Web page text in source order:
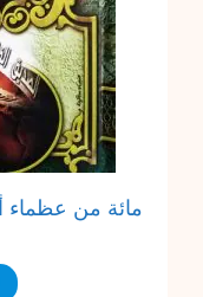
مائة من عظماء